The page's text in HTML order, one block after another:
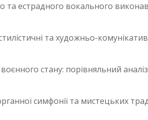
та естрадного вокального
та художньо-
стану: порівняльний
симфонії та мистецьких